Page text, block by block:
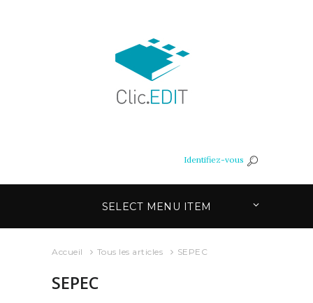
Identifiez-vous
SELECT MENU ITEM
Accueil Tous les articles SEPEC
SEPEC